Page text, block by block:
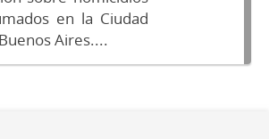
en la Ciudad
Aires....